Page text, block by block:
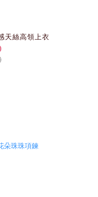
天絲高領上衣